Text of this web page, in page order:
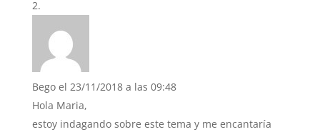
Bego el 23/11/2018 a las 09:48
Hola Maria,
estoy indagando sobre este tema y me encantaría